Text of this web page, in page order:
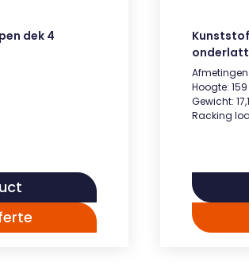
dek 4
Hoogte:
Gewicht:
Racking